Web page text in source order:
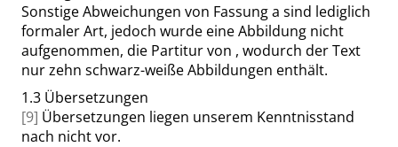
Sonstige Abweichungen von Fassung a sind lediglich
formaler Art, jedoch wurde eine Abbildung nicht
aufgenommen, die Partitur von , wodurch der Text
nur zehn schwarz-weiße Abbildungen enthält.
1.3 Übersetzungen
[9] Übersetzungen liegen unserem Kenntnisstand
nach nicht vor.